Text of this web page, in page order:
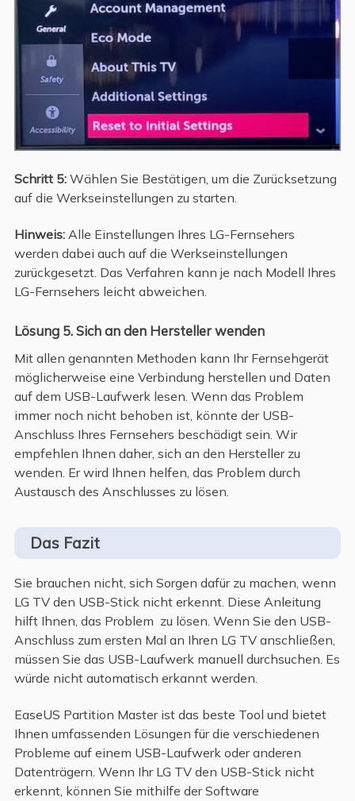
Schritt 5:Wählen Sie Bestätigen, um die Zurücksetzung
auf die Werkseinstellungen zu starten.
Hinweis:Alle Einstellungen Ihres LG-Fernsehers
werden dabei auch auf die Werkseinstellungen
zurückgesetzt. Das Verfahren kann je nach Modell Ihres
LG-Fernsehers leicht abweichen.
Lösung 5. Sich an den Hersteller wenden
Mit allen genannten Methoden kann Ihr Fernsehgerät
möglicherweise eine Verbindung herstellen und Daten
auf dem USB-Laufwerk lesen. Wenn das Problem
immer noch nicht behoben ist, könnte der USB-
Anschluss Ihres Fernsehers beschädigt sein. Wir
empfehlen Ihnen daher, sich an den Hersteller zu
wenden. Er wird Ihnen helfen, das Problem durch
Austausch des Anschlusses zu lösen.
Das Fazit
Sie brauchen nicht, sich Sorgen dafür zu machen, wenn
LG TV den USB-Stick nicht erkennt. Diese Anleitung
hilft Ihnen, das Problem zu lösen. Wenn Sie den USB-
Anschluss zum ersten Mal an Ihren LG TV anschließen,
müssen Sie das USB-Laufwerk manuell durchsuchen. Es
würde nicht automatisch erkannt werden.
EaseUS Partition Master ist das beste Tool und bietet
Ihnen umfassenden Lösungen für die verschiedenen
Probleme auf einem USB-Laufwerk oder anderen
Datenträgern. Wenn Ihr LG TV den USB-Stick nicht
erkennt, können Sie mithilfe der Software